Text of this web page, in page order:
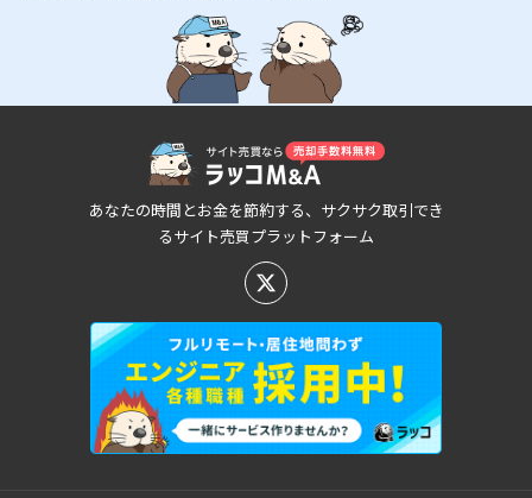
あなたの時間とお金を節約する、サクサク取引でき
るサイト売買プラットフォーム